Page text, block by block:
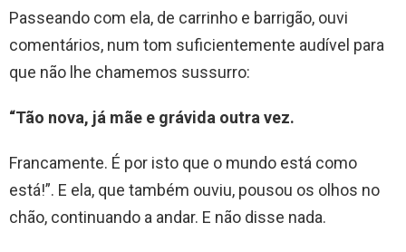
Passeando com ela, de carrinho e barrigão, ouvi
comentários, num tom suficientemente audível para
que não lhe chamemos sussurro:
“Tão nova, já mãe e grávida outra vez.
Francamente. É por isto que o mundo está como
está!”. E ela, que também ouviu, pousou os olhos no
chão, continuando a andar. E não disse nada.